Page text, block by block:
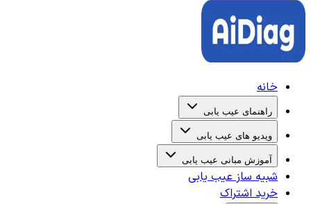
خانه
راهنمای عیب یابی
ویدیو های عیب یابی
آموزش مبانی عیب یابی
شبیه ساز عیب یابی
خرید اشتراک